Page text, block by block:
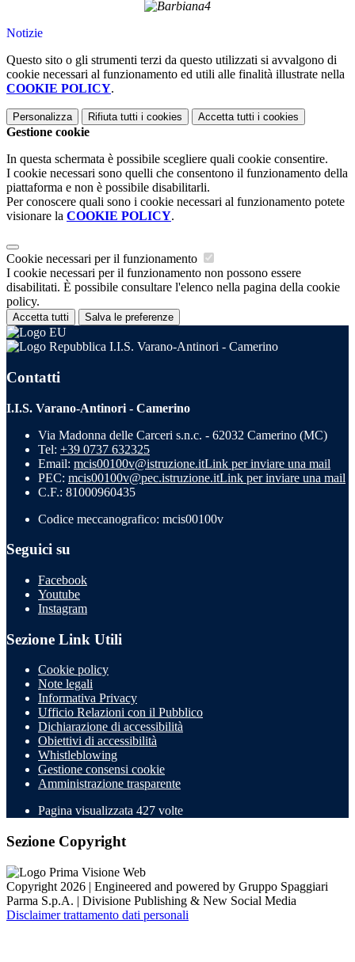
Notizie
Questo sito o gli strumenti terzi da questo utilizzati si avvalgono di
cookie necessari al funzionamento ed utili alle finalità illustrate nella
COOKIE POLICY.
Personalizza Rifiuta tutti i cookies Accetta tutti i cookies
Gestione cookie
In questa schermata è possibile scegliere quali cookie consentire.
I cookie necessari sono quelli che consentono il funzionamento della
piattaforma e non è possibile disabilitarli.
Per conoscere quali sono i cookie necessari al funzionamento potete
visionare la COOKIE POLICY.
Cookie necessari per il funzionamento
I cookie necessari per il funzionamento non possono essere
disabilitati. È possibile consultare l'elenco nella pagina della cookie
policy.
Accetta tutti Salva le preferenze
I.I.S. Varano-Antinori - Camerino
Contatti
I.I.S. Varano-Antinori - Camerino
Via Madonna delle Carceri s.n.c. - 62032 Camerino (MC)
Tel: +39 0737 632325
Email: mcis00100v@istruzione.itLink per inviare una mail
PEC: mcis00100v@pec.istruzione.itLink per inviare una mail
C.F.: 81000960435
Codice meccanografico: mcis00100v
Seguici su
Facebook
Youtube
Instagram
Sezione Link Utili
Cookie policy
Note legali
Informativa Privacy
Ufficio Relazioni con il Pubblico
Dichiarazione di accessibilità
Obiettivi di accessibilità
Whistleblowing
Gestione consensi cookie
Amministrazione trasparente
Pagina visualizzata 427 volte
Sezione Copyright
Copyright 2026 | Engineered and powered by Gruppo Spaggiari
Parma S.p.A. | Divisione Publishing & New Social Media
Disclaimer trattamento dati personali